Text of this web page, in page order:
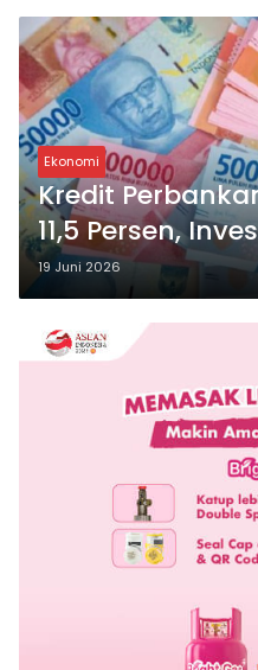
Ekonomi
Kredit
11,5 Persen,
Utama
19 Juni 2026